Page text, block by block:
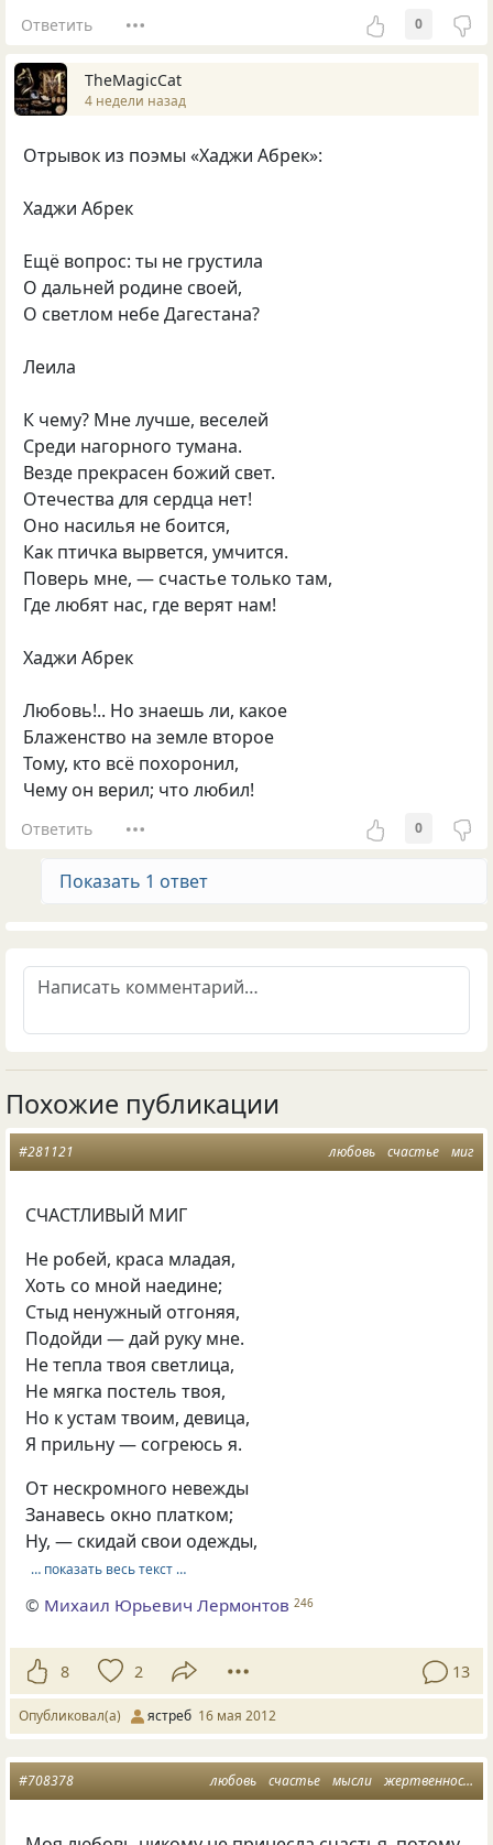
Ответить 0
TheMagicCat
4 недели назад
Отрывок из поэмы «Хаджи Абрек»:
Хаджи Абрек
Ещё вопрос: ты не грустила
О дальней родине своей,
О светлом небе Дагестана?
Леила
К чему? Мне лучше, веселей
Среди нагорного тумана.
Везде прекрасен божий свет.
Отечества для сердца нет!
Оно насилья не боится,
Как птичка вырвется, умчится.
Поверь мне, — счастье только там,
Где любят нас, где верят нам!
Хаджи Абрек
Любовь!.. Но знаешь ли, какое
Блаженство на земле второе
Тому, кто всё похоронил,
Чему он верил; что любил!
Ответить 0
Показать 1 ответ
Похожие публикации
любовь счастье миг
#281121
СЧАСТЛИВЫЙ МИГ
Не робей, краса младая,
Хоть со мной наедине;
Стыд ненужный отгоняя,
Подойди — дай руку мне.
Не тепла твоя светлица,
Не мягка постель твоя,
Но к устам твоим, девица,
Я прильну — согреюсь я.
От нескромного невежды
Занавесь окно платком;
Ну, — скидай свои одежды,
… показать весь текст …
© Михаил Юрьевич Лермонтов 246
8 2 13
Опубликовал(а) ястреб 16 мая 2012
любовь счастье мысли жертвенность
#708378